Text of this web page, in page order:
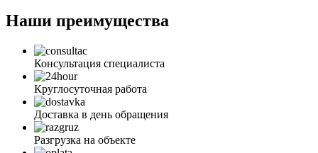
Наши преимущества
Консультация специалиста
Круглосуточная работа
Доставка в день обращения
Разгрузка на объекте